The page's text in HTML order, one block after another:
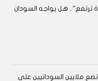
ترتفع”.. هل يواجه السودان
ملايين السودانيين على